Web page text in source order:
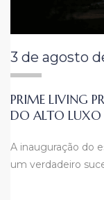
3 de agosto
PRIME LIVING
DO ALTO LUXO
A inauguração do
um verdadeiro